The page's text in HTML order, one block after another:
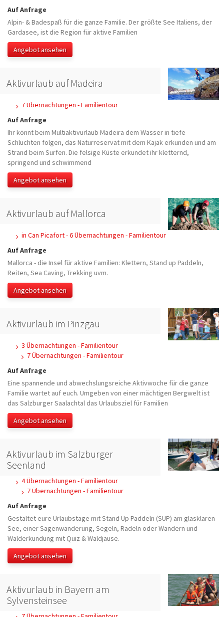
Auf Anfrage
Alpin- & Badespaß für die ganze Familie. Der größte See Italiens, der
Gardasee, ist die Region für aktive Familien
Angebot ansehen
Aktivurlaub auf Madeira
7 Übernachtungen - Familientour
Auf Anfrage
Ihr könnt beim Multiaktivurlaub Madeira dem Wasser in tiefe
Schluchten folgen, das Naturreservat mit dem Kajak erkunden und am
Strand beim Surfen. Die felsige Küste erkundet ihr kletternd,
springend und schwimmend
Angebot ansehen
Aktivurlaub auf Mallorca
in Can Picafort - 6 Übernachtungen - Familientour
Auf Anfrage
Mallorca - die Insel für aktive Familien: Klettern, Stand up Paddeln,
Reiten, Sea Caving, Trekking uvm.
Angebot ansehen
Aktivurlaub im Pinzgau
3 Übernachtungen - Familientour
7 Übernachtungen - Familientour
Auf Anfrage
Eine spannende und abwechslungsreiche Aktivwoche für die ganze
Familie wartet auf euch. Umgeben von einer mächtigen Bergwelt ist
das Salzburger Saalachtal das Urlaubsziel für Familien
Angebot ansehen
Aktivurlaub im Salzburger
Seenland
4 Übernachtungen - Familientour
7 Übernachtungen - Familientour
Auf Anfrage
Gestaltet eure Urlaubstage mit Stand Up Paddeln (SUP) am glasklaren
See, einer Sagenwanderung, Segeln, Radeln oder Wandern und
Walderkundung mit Quiz & Waldjause.
Angebot ansehen
Aktivurlaub in Bayern am
Sylvensteinsee